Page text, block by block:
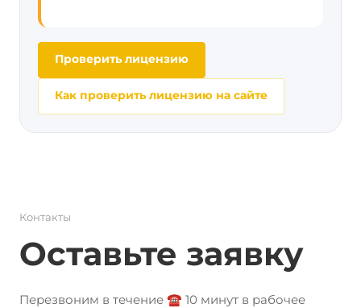
Проверить лицензию
Как проверить лицензию на сайте
Контакты
Оставьте заявку
Перезвоним в течение ☎️ 10 минут в рабочее